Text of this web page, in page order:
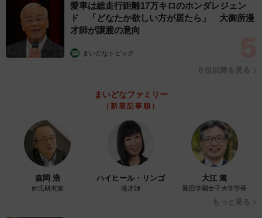
愛車は総走行距離17万キロのホンダレジェン
ド 「どなたか欲しい方が居たら」 大御所漫
才師が譲渡の意向
まいどなトピック
６位以降を見る
まいどなファミリー
（新着記事順）
森岡 浩
姓氏研究家
ハイヒール・リンゴ
漫才師
大江 篤
園田学園女子大学学長
もっと見る